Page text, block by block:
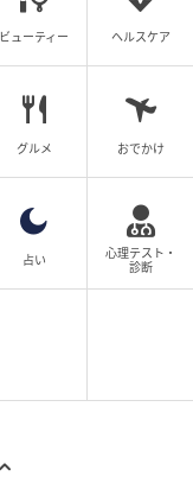
ビューティー ヘルスケア
グルメ おでかけ
占い
心理テスト・
診断